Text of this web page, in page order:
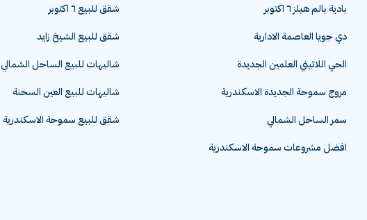
بادية بالم هيلز ٦ اكتوبر
دي جويا العاصمة الادارية
الحي اللاتيني العلمين الجديدة
مروج سموحة الجديدة الاسكندرية
سمر الساحل الشمالي
افضل مشروعات سموحة الاسكندرية
شقق للبيع ٦ اكتوبر
شقق للبيع الشيخ زايد
شاليهات للبيع الساحل الشمالي
شاليهات للبيع العين السخنة
شقق للبيع سموحة الاسكندرية